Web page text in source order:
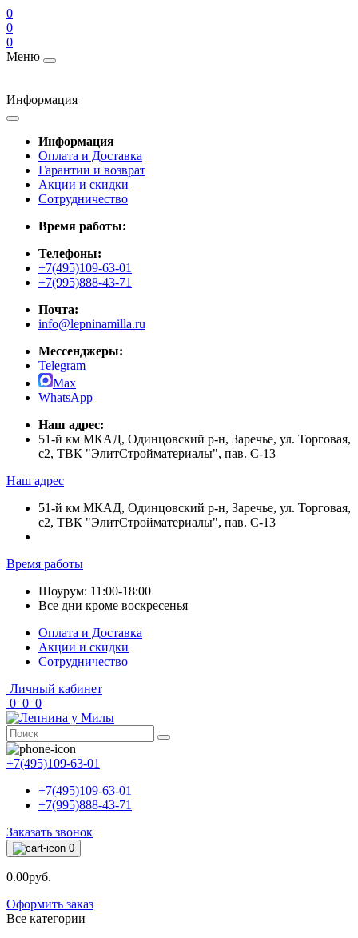
0
0
0
Меню
Информация
Информация
Оплата и Доставка
Гарантии и возврат
Акции и скидки
Cотрудничество
Время работы:
Телефоны:
+7(495)109-63-01
+7(995)888-43-71
Почта:
info@lepninamilla.ru
Мессенджеры:
Telegram
Max
WhatsApp
Наш адрес:
51-й км МКАД, Одинцовский р-н, Заречье, ул. Торговая,
с2, ТВК "ЭлитСтройматериалы", пав. С-13
Наш адрес
51-й км МКАД, Одинцовский р-н, Заречье, ул. Торговая,
с2, ТВК "ЭлитСтройматериалы", пав. С-13
Время работы
Шоурум: 11:00-18:00
Все дни кроме воскресенья
Оплата и Доставка
Акции и скидки
Cотрудничество
Личный кабинет
0 0 0
+7(495)109-63-01
+7(495)109-63-01
+7(995)888-43-71
Заказать звонок
0
0.00руб.
Оформить заказ
Все категории